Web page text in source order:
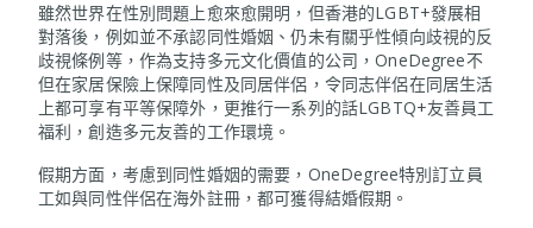
雖然世界在性別問題上愈來愈開明，但香港的LGBT+發展相
對落後，例如並不承認同性婚姻、仍未有關乎性傾向歧視的反
歧視條例等，作為支持多元文化價值的公司，OneDegree不
但在家居保險上保障同性及同居伴侶，令同志伴侶在同居生活
上都可享有平等保障外，更推行一系列的話LGBTQ+友善員工
福利，創造多元友善的工作環境。
假期方面，考慮到同性婚姻的需要，OneDegree特別訂立員
工如與同性伴侶在海外註冊，都可獲得結婚假期。